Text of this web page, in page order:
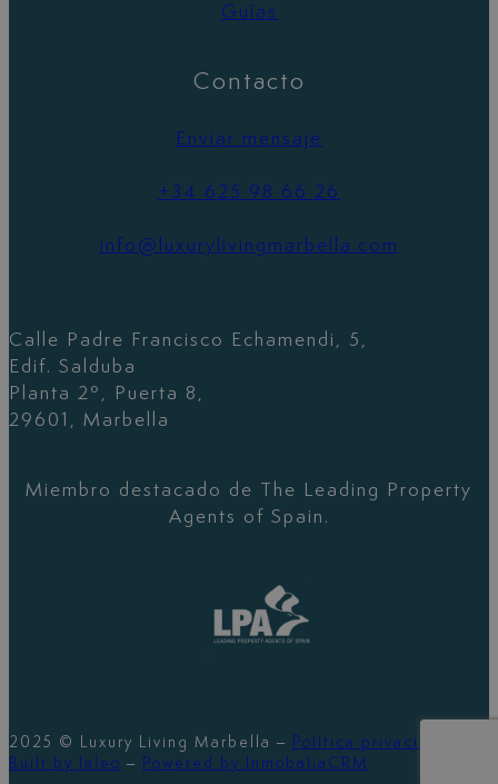
Guías
Contacto
Enviar mensaje
+34 625 98 66 26
info@luxurylivingmarbella.com
Calle Padre Francisco Echamendi, 5,
Edif. Salduba
Planta 2º, Puerta 8,
29601, Marbella
Miembro destacado de The Leading Property
Agents of Spain.
2025 © Luxury Living Marbella – Política privacidad
Built by Jaleo – Powered by InmobaliaCRM